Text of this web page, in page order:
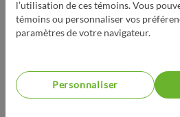
PRÉSENTÉ PAR
l’utilisation de ces témoins. Vous
témoins ou personnaliser vos
paramètres de votre navigateur.
Personnaliser